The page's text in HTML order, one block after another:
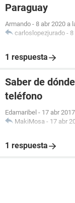
Paraguay
Armando - 8 abr 2020 a
carloslopezjurado - 8
1 respuesta
Saber de
teléfono
Edamaribel - 17 abr
MakiMosa - 17 abr
1 respuesta